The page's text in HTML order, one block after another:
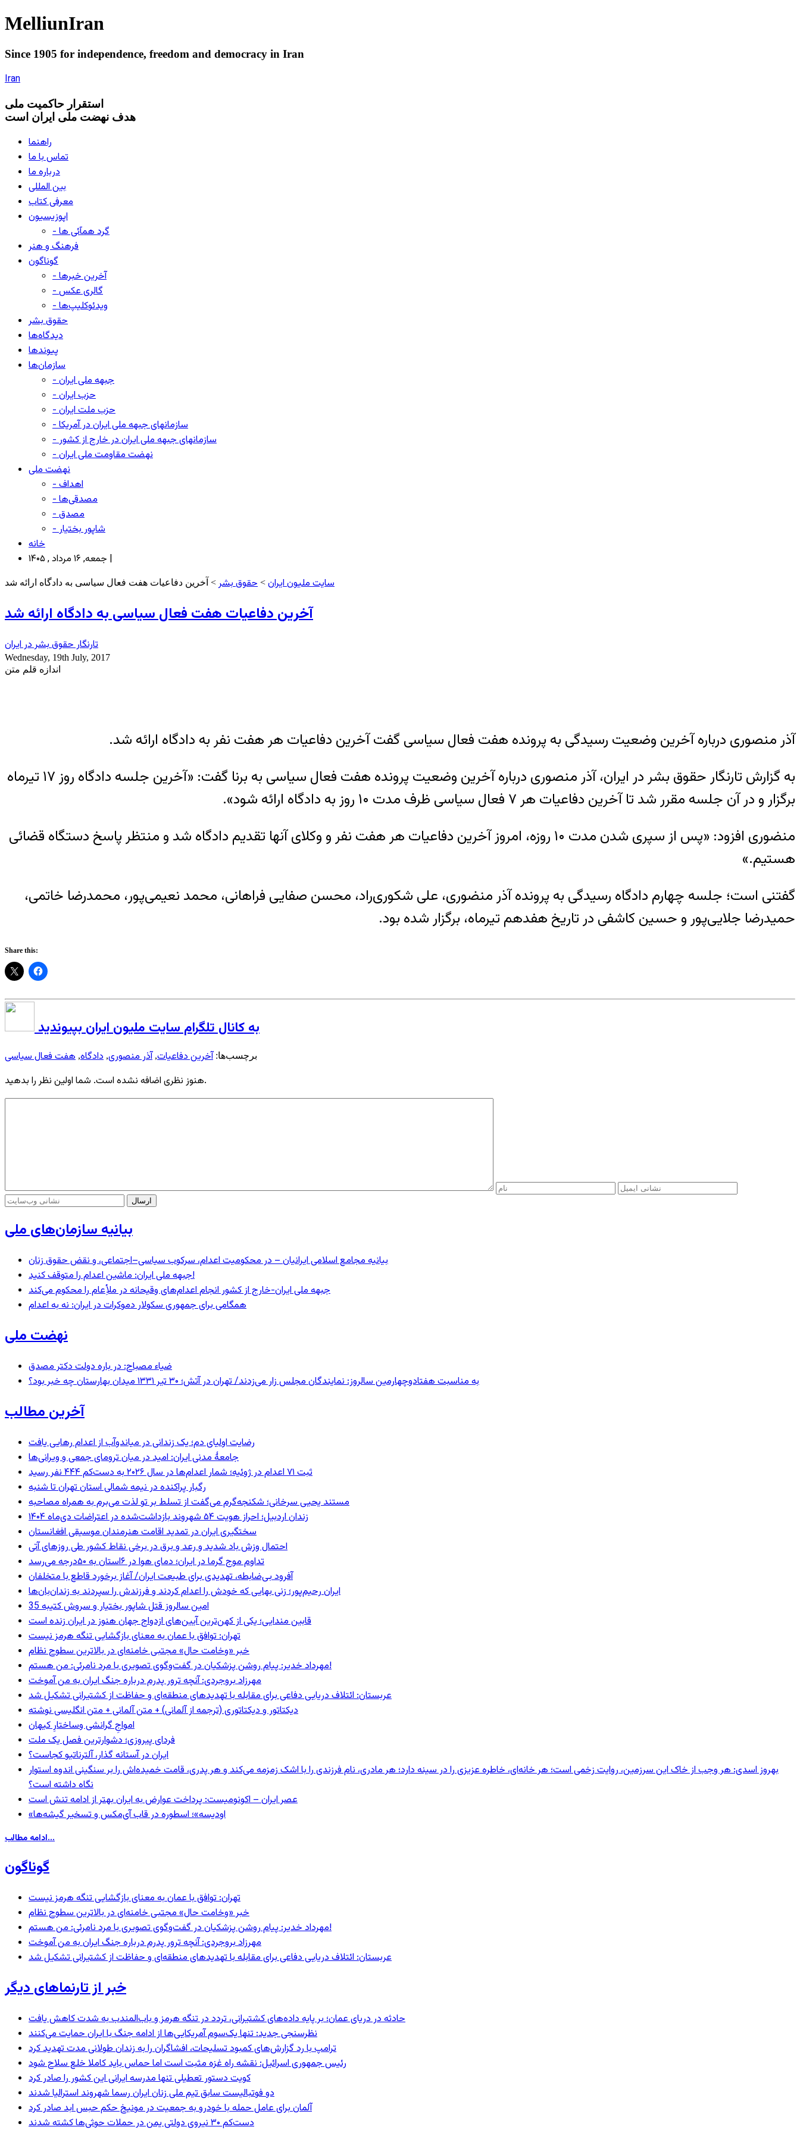
MelliunIran
Since 1905 for independence, freedom and democracy in Iran
Iran
استقرار حاکميت ملی
هدف نهضت ملی ایران است
راهنما
تماس با ما
درباره ما
بین المللی
معرفی کتاب
اپوزیسیون
- گرد همآئی ها
فرهنگ و هنر
گوناگون
- آخرین خبرها
- گالری عکس
- ویدئوکلیپ‌ها
حقوق بشر
دیدگاه‌ها
پیوندها
سازمان‌ها
- جبهه ملی ایران
- حزب ایران
- حزب ملت ایران
- سازمانهای جبهه ملی ایران در آمریکا
- سازمانهای جبهه ملی ایران در خارج از کشور
- نهضت مقاومت ملی ایران
نهضت ملی
- اهداف
- مصدقی‌ها
- مصدق
- شاپور بختیار
خانه
جمعه, ۱۶ مرداد , ۱۴۰۵ |
سایت ملیون ایران > حقوق بشر > آخرین دفاعیات هفت فعال سیاسی به دادگاه ارائه شد
آخرین دفاعیات هفت فعال سیاسی به دادگاه ارائه شد
تارنگار حقوق بشر در ایران
Wednesday, 19th July, 2017
اندازه قلم متن
آذر منصوری درباره آخرین وضعیت رسیدگی به پرونده هفت فعال سیاسی گفت آخرین دفاعیات هر هفت نفر به دادگاه ارائه شد.
به گزارش تارنگار حقوق بشر در ایران، آذر منصوری درباره آخرین وضعیت پرونده هفت فعال سیاسی به برنا گفت: «آخرین جلسه دادگاه روز ۱۷ تیرماه
برگزار و در آن جلسه مقرر شد تا آخرین دفاعیات هر ۷ فعال سیاسی ظرف مدت ۱۰ روز به دادگاه ارائه شود».
منضوری افزود: «پس از سپری شدن مدت ۱۰ روزه، امروز آخرین دفاعیات هر هفت نفر و وکلای آنها تقدیم دادگاه شد و منتظر پاسخ دستگاه قضائی
هستیم.»
گفتنی است؛ جلسه چهارم دادگاه رسیدگی به پرونده آذر منضوری، علی شکوری‌راد، محسن صفایی فراهانی، محمد نعیمی‌پور، محمدرضا خاتمی،
حمیدرضا جلایی‌پور و حسین کاشفی در تاریخ هفدهم تیرماه، برگزار شده بود.
Share this:
به کانال تلگرام سایت ملیون ایران بپیوندید
برچسب‌ها:آخرین دفاعیات,آذر منصوری, دادگاه, هفت فعال سیاسی
هنوز نظری اضافه نشده است. شما اولین نظر را بدهید.
بیانیه سازمان‌های ملی
بیانیه مجامع اسلامی ایرانیان – در محکومیت اعدام، سرکوب سیاسی–اجتماعی، و نقض حقوق زنان
جبهه ملی ایران: ماشین اعدام را متوقف کنید!
جبهه ملی ایران-خارج از کشور انجام اعدام‌های وقیحانه در ملأِعام را محکوم می‌کند
همگامی برای جمهوری سکولار دموکرات در ایران: نه به اعدام
نهضت ملی
ضیاء مصباح: در باره دولت دکتر مصدق
به مناسبت هفتادوچهارمین سالروز: نمایندگان مجلس زار می‌زدند/ تهران در آتش؛ ۳۰ تیر ۱۳۳۱ میدان بهارستان چه خبر بود؟
آخرین مطالب
رضایت اولیای دم؛ یک زندانی در میاندوآب از اعدام رهایی یافت
جامعهٔ مدنی ایران: امید در میان ترومای جمعی و ویرانی‌ها
ثبت ۷۱ اعدام در ژوئیه؛ شمار اعدام‌ها در سال ۲۰۲۶ به دست‌کم ۴۴۴ نفر رسید
رگبار پراکنده در نیمه شمالی استان تهران تا شنبه
مستند یحیی سرخانی؛ شکنجه‌گرم می‌گفت از تسلط بر تو لذت می‌برم به همراه مصاحبه
زندان اردبیل؛ احراز هویت ۵۴ شهروند بازداشت‌شده در اعتراضات دی‌ماه ۱۴۰۴
سختگیری ایران در تمدید اقامت هنرمندان موسیقی افغانستان
احتمال وزش باد شدید و رعد و برق در برخی نقاط کشور طی روزهای آتی
تداوم موج گرما در ایران؛ دمای هوا در ۶استان به ۵۰درجه می‌رسد
آفرود بی‌ضابطه، تهدیدی برای طبیعت ایران/ آغاز برخورد قاطع با متخلفان
ایران رحیم‌پور؛ زنی بهایی که خودش را اعدام کردند و فرزندش را سپردند به زندان‌بان‌ها
35 امین سالروز قتل شاپور بختیار و سروش کتیبه
قابین مندایی؛ یکی از کهن‌ترین آیین‌های ازدواج جهان هنوز در ایران زنده است
تهران: توافق با عمان به معنای بازگشایی تنگه هرمز نیست
خبر «وخامت حال» مجتبی خامنه‌ای در بالاترین سطوح نظام
مهرداد خدیر: پیام روشن پزشکیان در گفت‌و‌گوی تصویری با مرد نامرئی: من هستم!
مهرزاد بروجردی: آنچه ترور پدرم درباره جنگ ایران به من آموخت
عربستان: ائتلاف دریایی دفاعی برای مقابله با تهدیدهای منطقه‌ای و حفاظت از کشتیرانی تشکیل شد
دیکتاتور و دیکتاتوری (ترجمه از آلمانی) + متن آلمانی + متن انگلیسی نوشته
‌امواجِ گرانشی وساختارِ کیهان
فردای پیروزی؛ دشوارترین فصل یک ملت
ایران در آستانه گذار، آلترناتیو کجاست؟
بهروز اسدی: هر وجب از خاک‌ این سرزمین، روایت زخمی است؛ هر خانه‌ای، خاطره عزیزی را در سینه دارد؛ هر مادری، نام فرزندی را با اشک زمزمه می‌کند و هر پدری، قامت خمیده‌اش را بر سنگینی اندوه استوار
نگاه داشته است؟
عصر ایران – اکونومیست: پرداخت عوارض به ایران بهتر از ادامه تنش است
«اودیسه»؛ اسطوره در قاب آی‌مکس و تسخیر گیشه‌ها
ادامه مطالب...
گوناگون
تهران: توافق با عمان به معنای بازگشایی تنگه هرمز نیست
خبر «وخامت حال» مجتبی خامنه‌ای در بالاترین سطوح نظام
مهرداد خدیر: پیام روشن پزشکیان در گفت‌و‌گوی تصویری با مرد نامرئی: من هستم!
مهرزاد بروجردی: آنچه ترور پدرم درباره جنگ ایران به من آموخت
عربستان: ائتلاف دریایی دفاعی برای مقابله با تهدیدهای منطقه‌ای و حفاظت از کشتیرانی تشکیل شد
خبر از تارنماهای دیگر
حادثه در دریای عمان؛ بر پایه داده‌های کشتیرانی، تردد در تنگه هرمز و باب‌المندب به شدت کاهش یافت
نظرسنجی جدید: تنها یک‌سوم آمریکایی‌ها از ادامه جنگ با ایران حمایت می‌کنند
ترامپ با رد گزارش‌های کمبود تسلیحات، افشاگران را به زندان طولانی مدت تهدید کرد
رئیس‌ جمهوری اسرائیل: نقشه راه غزه مثبت است اما حماس باید کاملا خلع سلاح شود
کویت دستور تعطیلی تنها مدرسه ایرانی این کشور را صادر کرد
دو فوتبالیست سابق تیم ملی زنان ایران رسما شهروند استرالیا شدند
آلمان برای عامل حمله با خودرو به جمعیت در مونیخ حکم حبس ابد صادر کرد
دست‌کم ۳۰ نیروی دولتی یمن در حملات حوثی‌ها کشته شدند